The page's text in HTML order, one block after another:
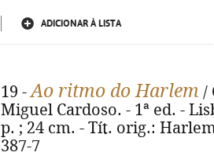
ADICIONAR À LISTA
19 -Ao ritmo do Harlem /
Miguel Cardoso. - 1ª ed. -
p. ; 24 cm. - Tít. orig.:
387-7